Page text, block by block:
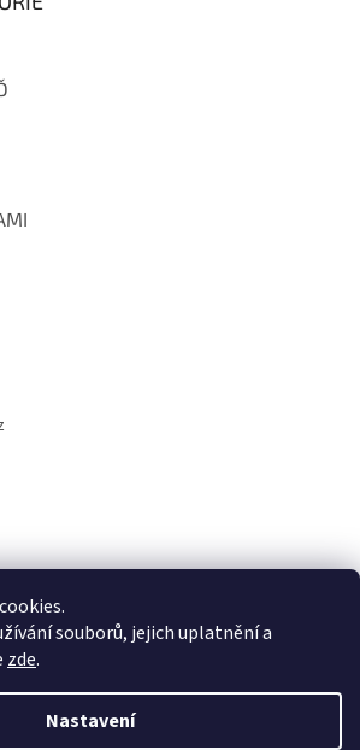
souborů, jejich uplatnění a
zde.
Nastavení
Vytvořil Shoptet